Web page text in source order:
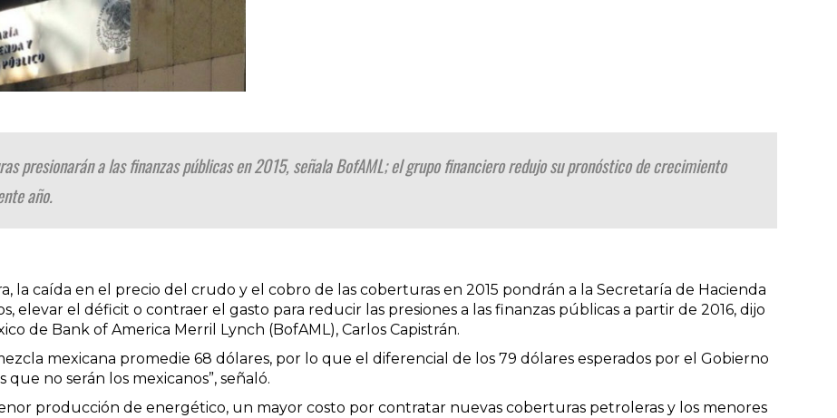
presionarán a las finanzas públicas en 2015, señala BofAML; el grupo financiero redujo su pronóstico de crecimiento
año.
la caída en el precio del crudo y el cobro de las coberturas en 2015 pondrán a la Secretaría de Hacienda
elevar el déficit o contraer el gasto para reducir las presiones a las finanzas públicas a partir de 2016, dijo
de Bank of America Merril Lynch (BofAML), Carlos Capistrán.
mexicana promedie 68 dólares, por lo que el diferencial de los 79 dólares esperados por el Gobierno
no serán los mexicanos”, señaló.
producción de energético, un mayor costo por contratar nuevas coberturas petroleras y los menores